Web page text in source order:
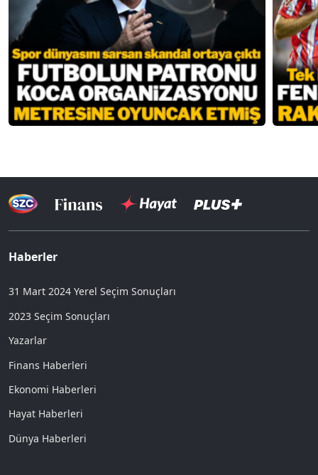
Haberler
31 Mart 2024 Yerel Seçim Sonuçları
2023 Seçim Sonuçları
Yazarlar
Finans Haberleri
Ekonomi Haberleri
Hayat Haberleri
Dünya Haberleri